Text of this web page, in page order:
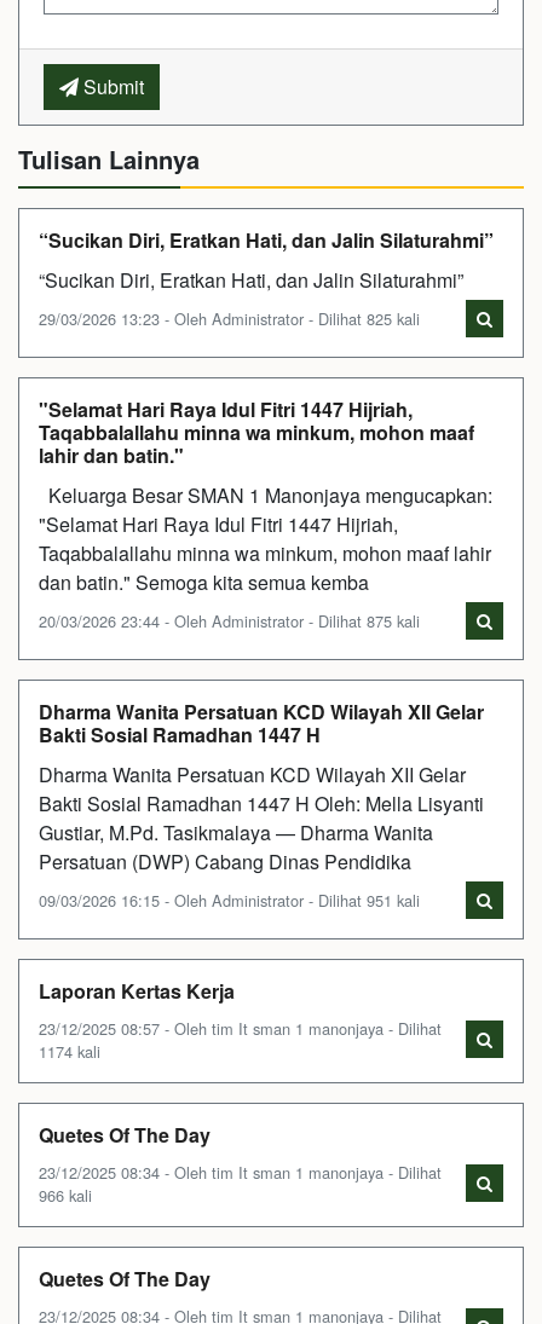
Submit
Tulisan Lainnya
“Sucikan Diri, Eratkan Hati, dan Jalin Silaturahmi”
“Sucikan Diri, Eratkan Hati, dan Jalin Silaturahmi”
29/03/2026 13:23 - Oleh Administrator - Dilihat 825 kali
"Selamat Hari Raya Idul Fitri 1447 Hijriah,
Taqabbalallahu minna wa minkum, mohon maaf
lahir dan batin."
Keluarga Besar SMAN 1 Manonjaya mengucapkan:
"Selamat Hari Raya Idul Fitri 1447 Hijriah,
Taqabbalallahu minna wa minkum, mohon maaf lahir
dan batin." Semoga kita semua kemba
20/03/2026 23:44 - Oleh Administrator - Dilihat 875 kali
Dharma Wanita Persatuan KCD Wilayah XII Gelar
Bakti Sosial Ramadhan 1447 H
Dharma Wanita Persatuan KCD Wilayah XII Gelar
Bakti Sosial Ramadhan 1447 H Oleh: Mella Lisyanti
Gustiar, M.Pd. Tasikmalaya — Dharma Wanita
Persatuan (DWP) Cabang Dinas Pendidika
09/03/2026 16:15 - Oleh Administrator - Dilihat 951 kali
Laporan Kertas Kerja
23/12/2025 08:57 - Oleh tim It sman 1 manonjaya - Dilihat
1174 kali
Quetes Of The Day
23/12/2025 08:34 - Oleh tim It sman 1 manonjaya - Dilihat
966 kali
Quetes Of The Day
23/12/2025 08:34 - Oleh tim It sman 1 manonjaya - Dilihat